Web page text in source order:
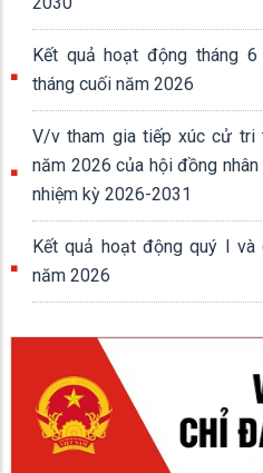
Kết quả hoạt động tháng
tháng cuối năm 2026
V/v tham gia tiếp xúc cử tri
năm 2026 của hội đồng
nhiệm kỳ 2026-2031
Kết quả hoạt động quý I
năm 2026